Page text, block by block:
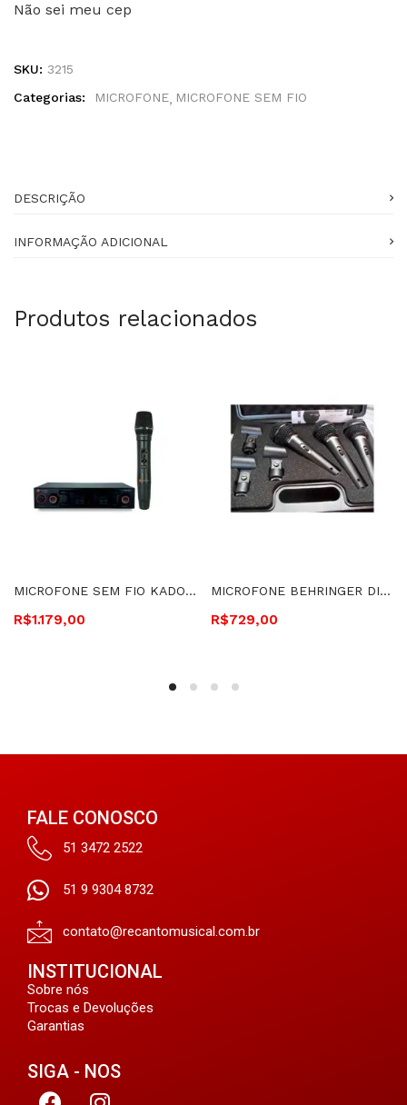
Não sei meu cep
SKU: 3215
Categorias:
MICROFONE MICROFONE SEM FIO
DESCRIÇÃO
INFORMAÇÃO ADICIONAL
Produtos relacionados
MICROFONE SEM FIO KADOSH DE MÃO – K-491M
R$1.179,00
MICROFONE BEHRINGER DINÂMICO ULTRAVOICE – XM1800S KIT COM 3
R$729,00
FALE CONOSCO
51 3472 2522
51 9 9304 8732
contato@recantomusical.com.br
INSTITUCIONAL
Sobre nós
Trocas e Devoluções
Garantias
SIGA - NOS